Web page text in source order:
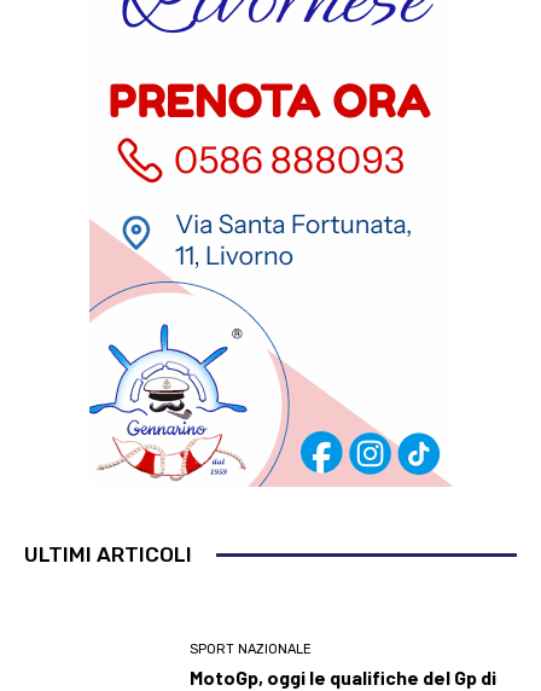
ULTIMI ARTICOLI
SPORT NAZIONALE
MotoGp, oggi le qualifiche del Gp di